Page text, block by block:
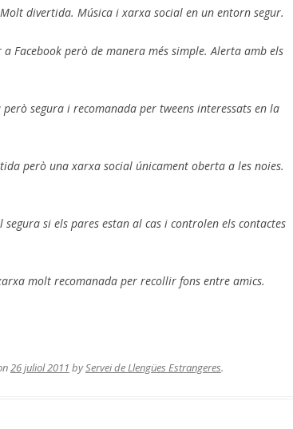
divertida. Música i xarxa social en un entorn segur.
Facebook però de manera més simple. Alerta amb els
segura i recomanada per tweens interessats en la
però una xarxa social únicament oberta a les noies.
segura si els pares estan al cas i controlen els contactes
molt recomanada per recollir fons entre amics.
26 juliol 2011 byServei de Llengües Estrangeres.